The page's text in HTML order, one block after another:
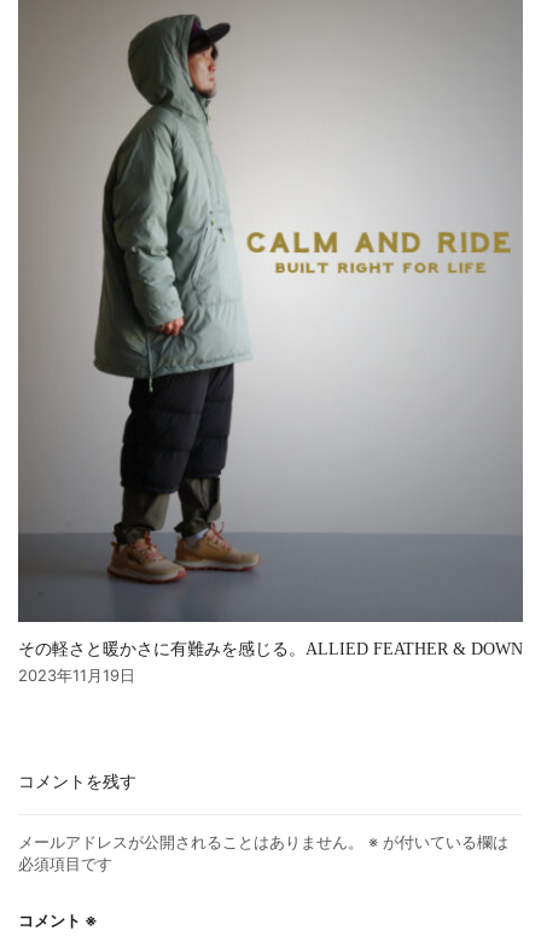
その軽さと暖かさに有難みを感じる。ALLIED FEATHER & DOWN
2023年11月19日
コメントを残す
メールアドレスが公開されることはありません。 ※ が付いている欄は
必須項目です
コメント ※